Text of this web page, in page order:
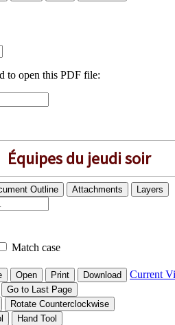
Équipes du jeudi soir